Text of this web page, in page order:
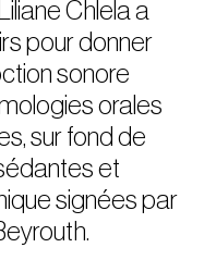
Chlela a
pour donner
sonore
orales
sur fond de
et
signées par